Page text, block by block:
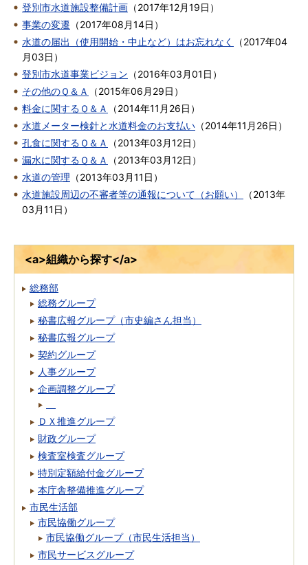
登別市水道施設整備計画 （2017年12月19日 ）
事業の変遷 （2017年08月14日 ）
水道の届出（使用開始・中止など）はお忘れなく
（2017年04
月03日 ）
登別市水道事業ビジョン （2016年03月01日 ）
その他のＱ＆Ａ
（2015年06月29日 ）
料金に関するＱ＆Ａ
（2014年11月26日 ）
水道メーター検針と水道料金のお支払い （2014年11月26日 ）
孔食に関するＱ＆Ａ
（2013年03月12日 ）
漏水に関するＱ＆Ａ
（2013年03月12日 ）
水道の管理 （2013年03月11日 ）
水道施設周辺の不審者等の通報について（お願い）
（2013年
03月11日 ）
<a>組織から探す</a>
総務部
総務グループ
秘書広報グループ（市史編さん担当）
秘書広報グループ
契約グループ
人事グループ
企画調整グループ
ＤＸ推進グループ
財政グループ
検査室検査グループ
特別定額給付金グループ
本庁舎整備推進グループ
市民生活部
市民協働グループ
市民協働グループ（市民生活担当）
市民サービスグループ